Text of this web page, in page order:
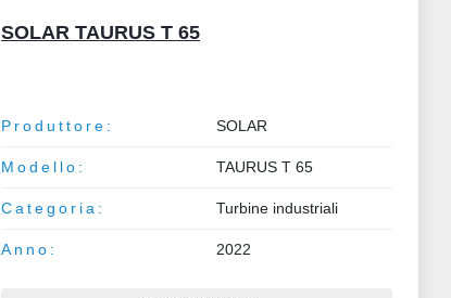
SOLAR TAURUS T 65
Produttore: SOLAR
Modello: TAURUS T 65
Categoria: Turbine industriali
Anno: 2022